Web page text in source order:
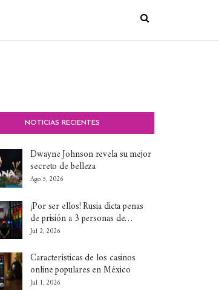
NOTICIAS RECIENTES
Dwayne Johnson revela su mejor
secreto de belleza
Ago 5, 2026
¡Por ser ellos! Rusia dicta penas
de prisión a 3 personas de…
Jul 2, 2026
Características de los casinos
online populares en México
Jul 1, 2026